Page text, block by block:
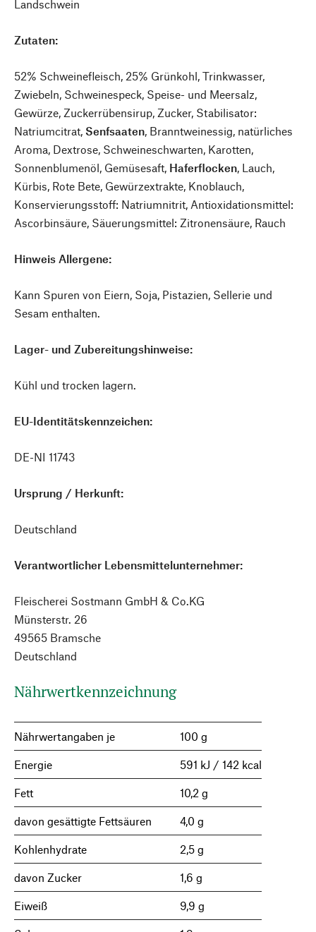
Landschwein
Zutaten:
52% Schweinefleisch, 25% Grünkohl, Trinkwasser,
Zwiebeln, Schweinespeck, Speise- und Meersalz,
Gewürze, Zuckerrübensirup, Zucker, Stabilisator:
Natriumcitrat, Senfsaaten, Branntweinessig, natürliches
Aroma, Dextrose, Schweineschwarten, Karotten,
Sonnenblumenöl, Gemüsesaft, Haferflocken, Lauch,
Kürbis, Rote Bete, Gewürzextrakte, Knoblauch,
Konservierungsstoff: Natriumnitrit, Antioxidationsmittel:
Ascorbinsäure, Säuerungsmittel: Zitronensäure, Rauch
Hinweis Allergene:
Kann Spuren von Eiern, Soja, Pistazien, Sellerie und
Sesam enthalten.
Lager- und Zubereitungshinweise:
Kühl und trocken lagern.
EU-Identitätskennzeichen:
DE-NI 11743
Ursprung / Herkunft:
Deutschland
Verantwortlicher Lebensmittelunternehmer:
Fleischerei Sostmann GmbH & Co.KG
Münsterstr. 26
49565 Bramsche
Deutschland
Nährwertkennzeichnung
Nährwertangaben je 100 g
Energie 591 kJ / 142 kcal
Fett 10,2 g
davon gesättigte Fettsäuren 4,0 g
Kohlenhydrate 2,5 g
davon Zucker 1,6 g
Eiweiß 9,9 g